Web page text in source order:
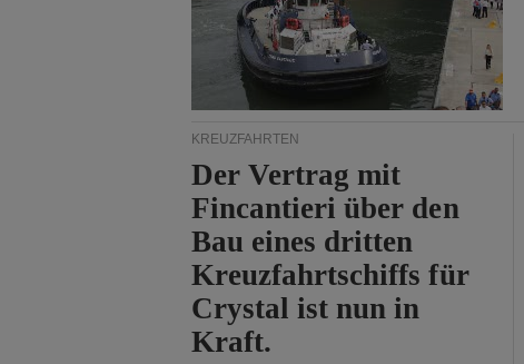
KREUZFAHRTEN
Der Vertrag mit
Fincantieri über den
Bau eines dritten
Kreuzfahrtschiffs für
Crystal ist nun in
Kraft.